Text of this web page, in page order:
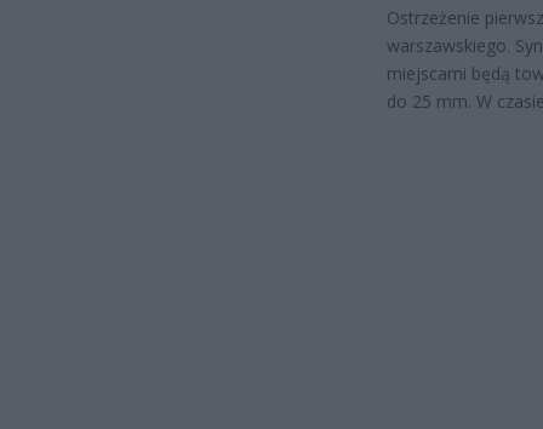
Ostrzeżenie
warszawskiego.
miejscami będą
do 25 mm. W